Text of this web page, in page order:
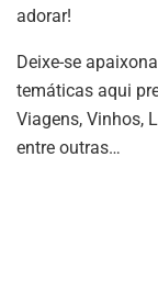
adorar!
Deixe-se
temáticas aqui
Viagens, Vinhos,
entre outras…